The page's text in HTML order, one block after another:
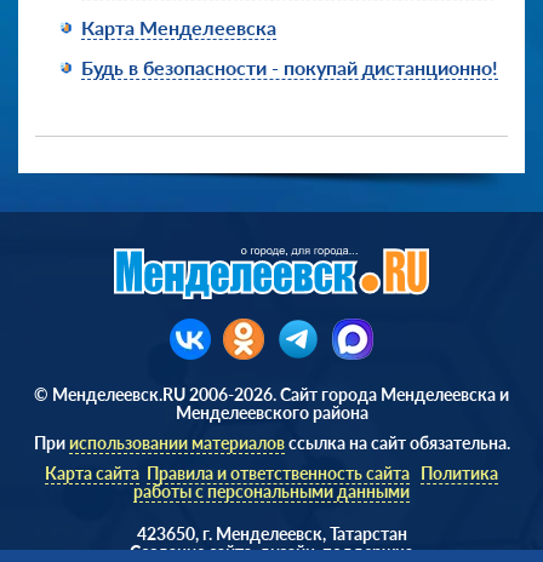
Карта Менделеевска
Будь в безопасности - покупай дистанционно!
© Менделеевск.RU 2006-2026. Сайт города Менделеевска и
Менделеевского района
Прииспользовании материаловссылка на сайт обязательна.
Карта сайта Правила и ответственность сайта Политика
работы с персональными данными
423650, г. Менделеевск, Татарстан
Cоздание сайта, дизайн, поддержка